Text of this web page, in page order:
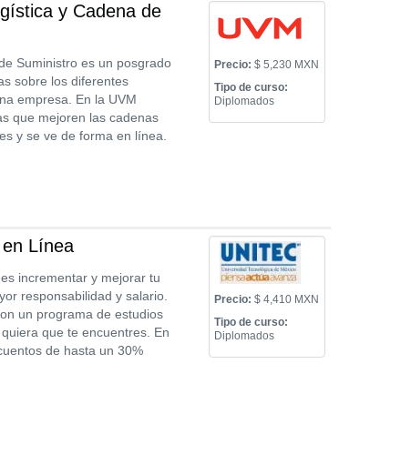
y Cadena de
Suministro es un posgrado
sobre los diferentes
empresa. En la UVM
que mejoren las cadenas
y se ve de forma en línea.
Precio: $ 5,230 MXN
Tipo de curso:
Diplomados
Línea
incrementar y mejorar tu
responsabilidad y salario.
un programa de estudios
que te encuentres. En
de hasta un 30%
Precio: $ 4,410 MXN
Tipo de curso:
Diplomados